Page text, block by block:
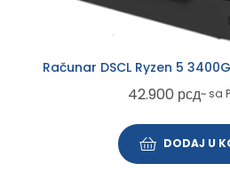
Računar DSCL Ryzen 5
42.900 рсд~ sa
DODAJ U